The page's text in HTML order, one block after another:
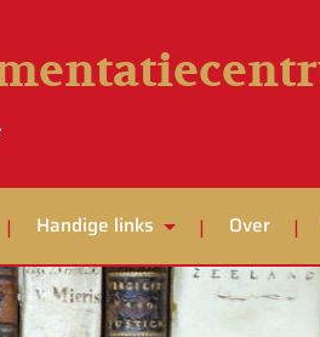
Handige links Over